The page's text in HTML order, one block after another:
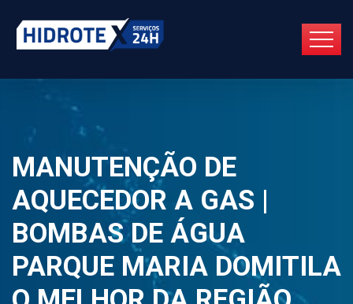
MANUTENÇÃO DE
AQUECEDOR A GAS |
BOMBAS DE ÁGUA
PARQUE MARIA DOMITILA